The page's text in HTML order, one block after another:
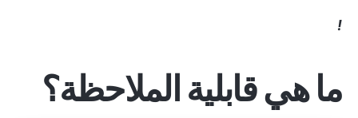
!
ما هي قابلية الملاحظة؟